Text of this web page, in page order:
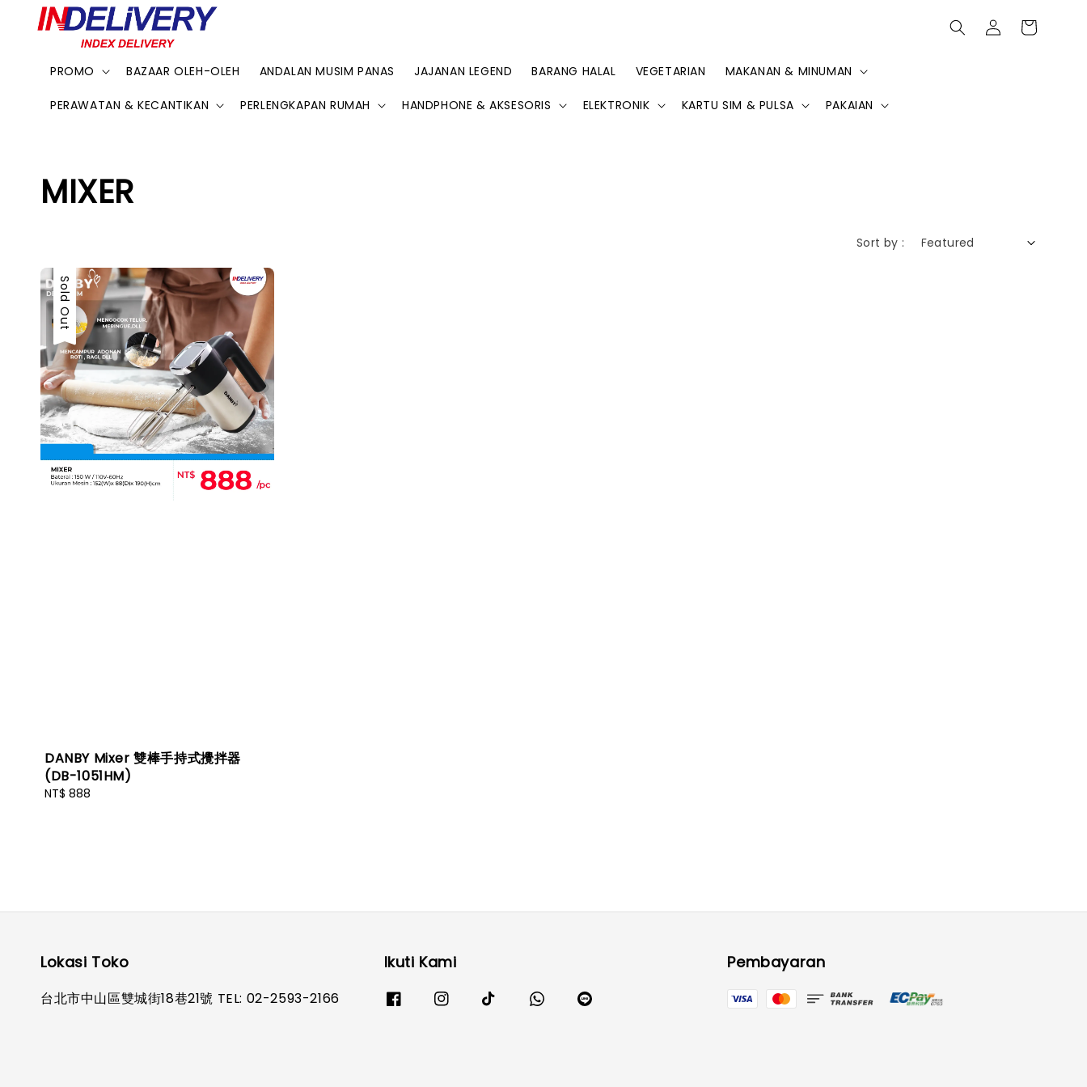
PROMO BAZAAR OLEH-OLEH ANDALAN MUSIM PANAS JAJANAN LEGEND BARANG HALAL VEGETARIAN MAKANAN & MINUMAN
PERAWATAN & KECANTIKAN PERLENGKAPAN RUMAH HANDPHONE & AKSESORIS ELEKTRONIK KARTU SIM & PULSA PAKAIAN
MIXER
Sort by :
Sold Out
DANBY Mixer 雙棒手持式攪拌器
(DB-1051HM)
Regular
NT$ 888
Lokasi Toko
台北市中山區雙城街18巷21號 TEL: 02-2593-2166
Ikuti Kami Pembayaran